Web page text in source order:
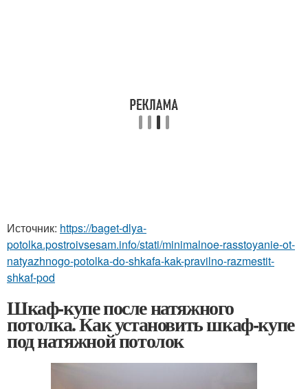
Источник: https://baget-dlya-
potolka.postroivsesam.info/stati/minimalnoe-rasstoyanie-ot-
natyazhnogo-potolka-do-shkafa-kak-pravilno-razmestit-
shkaf-pod
Шкаф-купе после натяжного
потолка. Как установить шкаф-купе
под натяжной потолок